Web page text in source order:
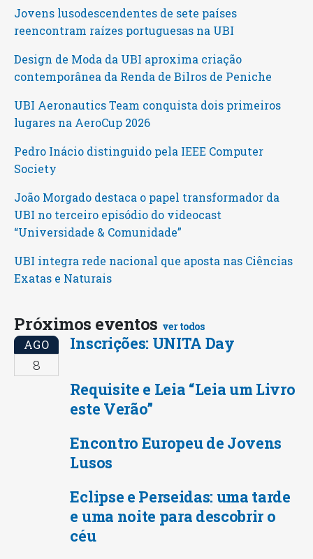
Jovens lusodescendentes de sete países
reencontram raízes portuguesas na UBI
Design de Moda da UBI aproxima criação
contemporânea da Renda de Bilros de Peniche
UBI Aeronautics Team conquista dois primeiros
lugares na AeroCup 2026
Pedro Inácio distinguido pela IEEE Computer
Society
João Morgado destaca o papel transformador da
UBI no terceiro episódio do videocast
“Universidade & Comunidade”
UBI integra rede nacional que aposta nas Ciências
Exatas e Naturais
Próximos eventos ver todos
AGO
8
Inscrições: UNITA Day
Requisite e Leia “Leia um Livro
este Verão”
Encontro Europeu de Jovens
Lusos
Eclipse e Perseidas: uma tarde
e uma noite para descobrir o
céu